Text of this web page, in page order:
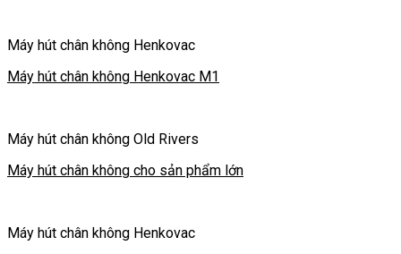
Máy hút chân không Henkovac
Máy hút chân không Henkovac M1
Máy hút chân không Old Rivers
Máy hút chân không cho sản phẩm lớn
Máy hút chân không Henkovac